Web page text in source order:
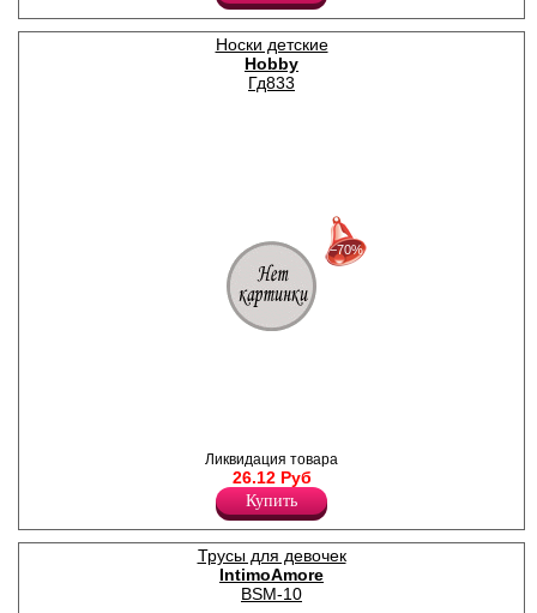
Носки детские
Hobby
Гд833
Полиамид 23%
Хлопок 75%
Эластан 2%
с 22-07-2026 по 28-07-2026
с 29-07-2026 по 04-08-2026
с 05-08-2026 по 11-08-2026
−70%
Ликвидация товара
26.12 Руб
Купить
Трусы для девочек
IntimoAmore
BSM-10